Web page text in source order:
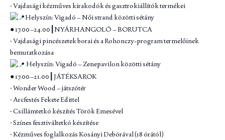
‧ Vajdasági kézműves kirakodók és gasztrokiállítók termékei
Helyszín: Vigadó – Női strand közötti sétány
● 17.00–24.00┃NYÁRHANGOLÓ – BORUTCA
‧ Vajdasági pincészetek borai és a Rohonczy-program termelőinek
bemutatkozása
Helyszín: Vigadó – Zenepavilon közötti sétány
● 17.00–21.00┃JÁTÉKSAROK
‧ Wonder Wood – játszótér
‧ Arcfestés Fekete Edittel
‧ Csillámtetkó készítés Török Emesével
‧ Színes fesztiváltetkó készítése
‧ Kézműves foglalkozás Kosányi Debórával (18 órától)